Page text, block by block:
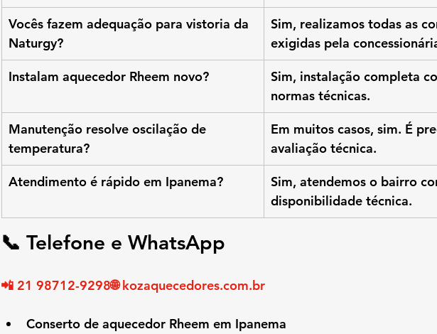
Vocês fazem adequação para vistoria da
Naturgy?
Sim, realizamos todas as
exigidas pela
Instalam aquecedor Rheem novo?
Sim, instalação completa
normas técnicas.
Manutenção resolve oscilação de
temperatura?
Em muitos casos, sim. É
avaliação técnica.
Atendimento é rápido em Ipanema?
Sim, atendemos o bairro
disponibilidade técnica.
📞 Telefone e WhatsApp
📲 21 98712-9298🌐 kozaquecedores.com.br
Conserto de aquecedor Rheem em Ipanema